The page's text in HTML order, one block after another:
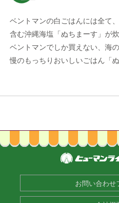
ベントマンの白ごはんには全て
含む沖縄海塩「ぬちまーす」が
ベントマンでしか買えない、海
慢のもっちりおいしいごはん「
お問い合わせ